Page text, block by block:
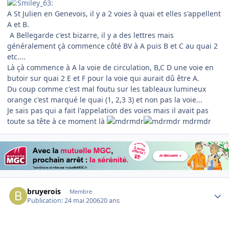
A St Julien en Genevois, il y a 2 voies à quai et elles s'appellent
A et B.
A Bellegarde c'est bizarre, il y a des lettres mais
généralement çà commence côté BV à A puis B et C au quai 2
etc....
Là çà commence à A la voie de circulation, B,C D une voie en
butoir sur quai 2 E et F pour la voie qui aurait dû être A.
Du coup comme c'est mal foutu sur les tableaux lumineux
orange c'est marqué le quai (1, 2,3 3) et non pas la voie...
Je sais pas qui a fait l'appelation des voies mais il avait pas
toute sa tête à ce moment là
mdrmdr
bruyerois Membre
Publication:24 mai 200620 ans